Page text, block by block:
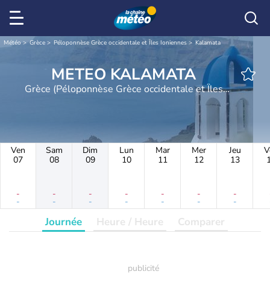
Météo Grèce Péloponnèse Grèce occidentale et Îles Ioniennes Kalamata
METEO KALAMATA
Grèce (Péloponnèse Grèce occidentale et Îles
Ven
07
-
-
Sam
08
-
-
Dim
09
-
-
Lun
10
-
-
Mar
11
-
-
Mer
12
-
-
Jeu
13
-
-
Journée Heure / Heure Comparer